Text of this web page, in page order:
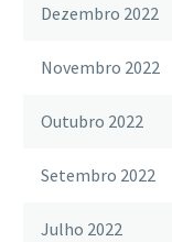
Dezembro 2022
Novembro 2022
Outubro 2022
Setembro 2022
Julho 2022